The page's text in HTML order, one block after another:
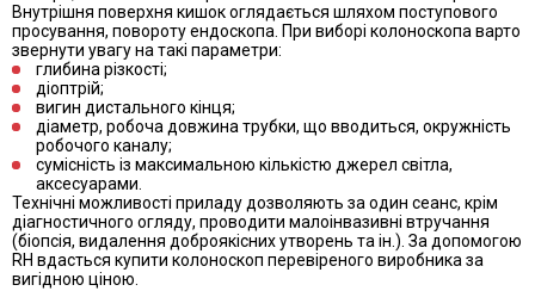
Внутрішня поверхня кишок оглядається шляхом поступового
просування, повороту ендоскопа. При виборі колоноскопа варто
звернути увагу на такі параметри:
глибина різкості;
діоптрій;
вигин дистального кінця;
діаметр, робоча довжина трубки, що вводиться, окружність
робочого каналу;
сумісність із максимальною кількістю джерел світла,
аксесуарами.
Технічні можливості приладу дозволяють за один сеанс, крім
діагностичного огляду, проводити малоінвазивні втручання
(біопсія, видалення доброякісних утворень та ін.). За допомогою
RH вдасться купити колоноскоп перевіреного виробника за
вигідною ціною.